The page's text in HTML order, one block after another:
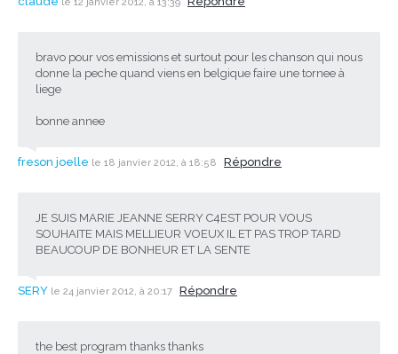
bravo pour vos emissions et surtout pour les chanson qui nous
donne la peche quand viens en belgique faire une tornee à
liege
bonne annee
freson joelle le 18 janvier 2012, à 18:58 Répondre
JE SUIS MARIE JEANNE SERRY C4EST POUR VOUS
SOUHAITE MAIS MELLIEUR VOEUX IL ET PAS TROP TARD
BEAUCOUP DE BONHEUR ET LA SENTE
SERY le 24 janvier 2012, à 20:17 Répondre
the best program thanks thanks